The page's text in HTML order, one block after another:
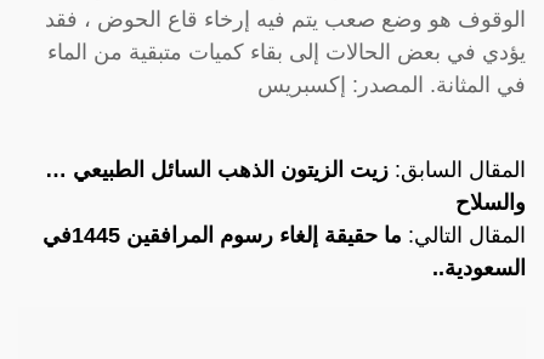
الوقوف هو وضع صعب يتم فيه إرخاء قاع الحوض ، فقد
يؤدي في بعض الحالات إلى بقاء كميات متبقية من الماء
في المثانة. المصدر: إكسبريس
المقال السابق: زيت الزيتون الذهب السائل الطبيعي …
والسلاح
المقال التالي:
ما حقيقة إلغاء رسوم المرافقين 1445في
السعودية..